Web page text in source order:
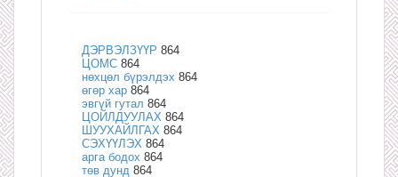
ДЭРВЭЛЗҮҮР 864
ЦОМС 864
нөхцөл бүрэлдэх 864
өгөр хар 864
эвгүй гутал 864
ЦОЙЛДУУЛАХ 864
ШУУХАЙЛГАХ 864
СЭХҮҮЛЭХ 864
арга бодох 864
төв дунд 864